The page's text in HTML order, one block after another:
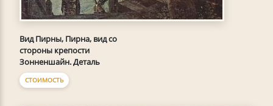
Вид Пирны, Пирна, вид со
стороны крепости
Зонненшайн. Деталь
СТОИМОСТЬ